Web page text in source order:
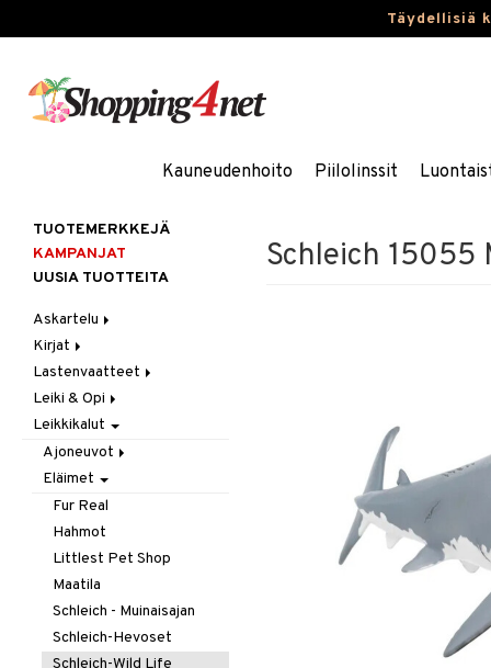
Täydellisiä
Kauneudenhoito Piilolinssit
Schleich 15055
TUOTEMERKKEJÄ
KAMPANJAT
UUSIA TUOTTEITA
Askartelu
Askartelumateriaalit
Askartelusetti
Helmet
Koulutarvikkeet
Muovailuvaha
Piirrä ja maalaa
Taikuus
Tarrat
Kirjat
Askartelukirjat
Maalauskirjat
Päiväkirjat
Lastenvaatteet
Alaosat
Leggingsit
Alusvaatteet & Sukat
Kengät
Mekot
Pientuotteet
Lippalakit &
Aurinkohatut
Uima-asut & UV-vaatteet
Vuodevaatteet
Yläosat
Hupparit ja colleget
T-paidat
Leiki & Opi
Opetuslelut
Oppimispelit
Soittimet
Testikitit
Leikkikalut
Ajoneuvot
Autoradat
Autot
Junat
Palokunta
Poliisi
Työajoneuvot
Eläimet
Fur Real
Hahmot
Littlest Pet Shop
Maatila
Schleich - Muinaisajan
Schleich-Hevoset
Schleich-Wild Life